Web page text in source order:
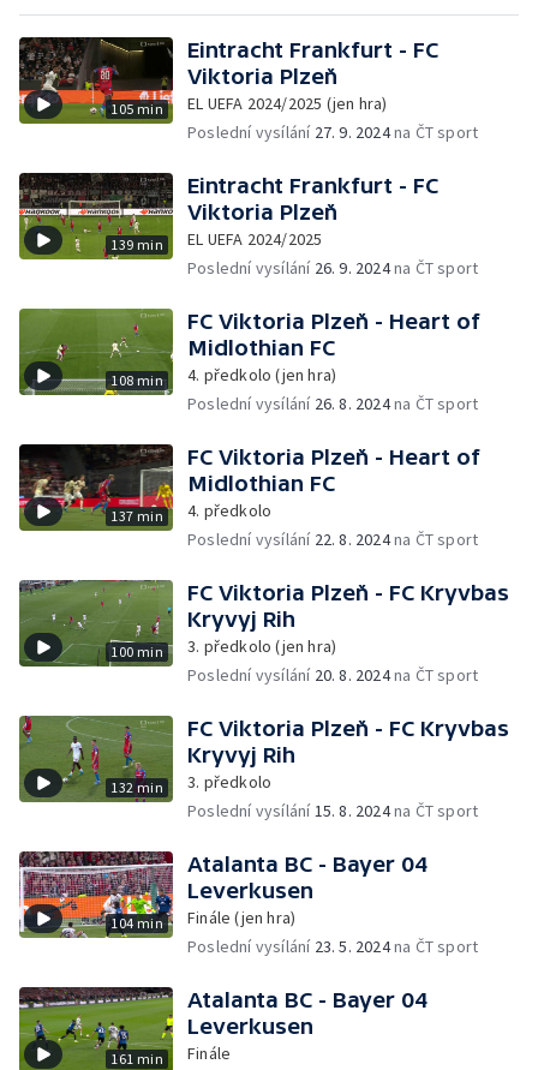
105 min
Eintracht Frankfurt - FC
Viktoria Plzeň
EL UEFA 2024/2025 (jen hra)
Poslední vysílání 27. 9. 2024na ČT sport
139 min
Eintracht Frankfurt - FC
Viktoria Plzeň
EL UEFA 2024/2025
Poslední vysílání 26. 9. 2024na ČT sport
108 min
FC Viktoria Plzeň - Heart of
Midlothian FC
4. předkolo (jen hra)
Poslední vysílání 26. 8. 2024na ČT sport
137 min
FC Viktoria Plzeň - Heart of
Midlothian FC
4. předkolo
Poslední vysílání 22. 8. 2024na ČT sport
100 min
FC Viktoria Plzeň - FC Kryvbas
Kryvyj Rih
3. předkolo (jen hra)
Poslední vysílání 20. 8. 2024na ČT sport
132 min
FC Viktoria Plzeň - FC Kryvbas
Kryvyj Rih
3. předkolo
Poslední vysílání15. 8. 2024na ČT sport
104 min
Atalanta BC - Bayer 04
Leverkusen
Finále (jen hra)
Poslední vysílání 23. 5. 2024na ČT sport
161 min
Atalanta BC - Bayer 04
Leverkusen
Finále